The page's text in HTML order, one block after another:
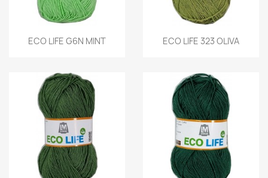
ECO LIFE G6N MINT ECO LIFE 323 OLIVA